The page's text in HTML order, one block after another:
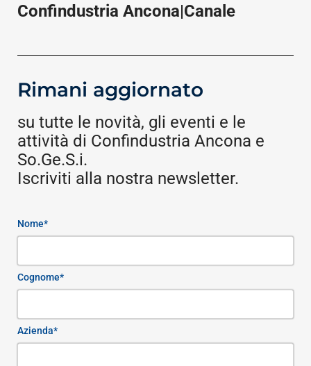
Confindustria Ancona|Canale
Rimani aggiornato
su tutte le novità, gli eventi e le
attività di Confindustria Ancona e
So.Ge.S.i.
Iscriviti alla nostra newsletter.
Nome*
Cognome*
Azienda*